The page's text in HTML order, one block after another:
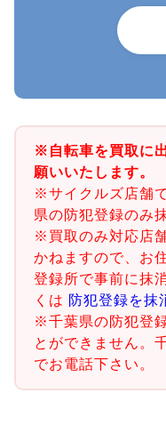
※自転車を買取に
願いいたします。
※サイクルズ店舗
県の防犯登録のみ
※買取のみ対応店
かねますので、お
登録所で事前に抹
くは 防犯登録を抹
※千葉県の防犯登
とができません。
でお電話下さい。